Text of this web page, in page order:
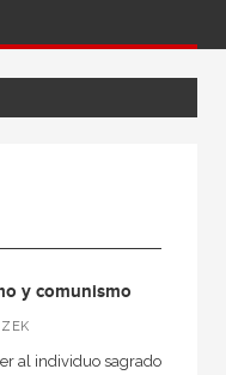
y comunismo
al individuo sagrado